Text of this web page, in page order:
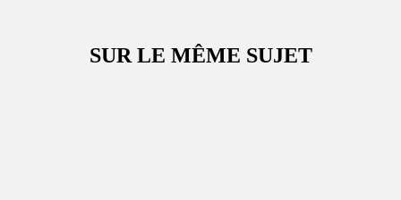
SUR LE MÊME SUJET